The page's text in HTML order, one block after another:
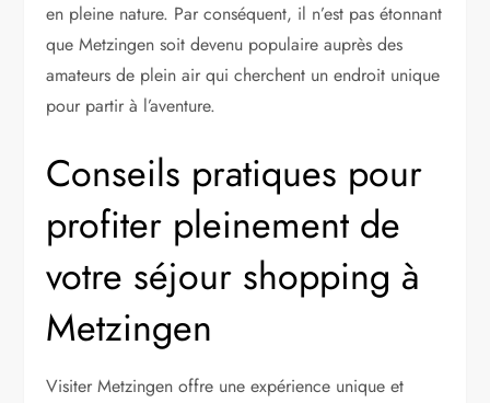
en pleine nature. Par conséquent, il n’est pas étonnant
que Metzingen soit devenu populaire auprès des
amateurs de plein air qui cherchent un endroit unique
pour partir à l’aventure.
Conseils pratiques pour
profiter pleinement de
votre séjour shopping à
Metzingen
Visiter Metzingen offre une expérience unique et